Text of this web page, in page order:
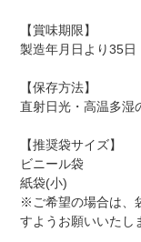
【賞味期限】
製造年月日より35日
【保存方法】
直射日光・高温多湿
【推奨袋サイズ】
ビニール袋
紙袋(小)
※ご希望の場合は、
すようお願いいたし